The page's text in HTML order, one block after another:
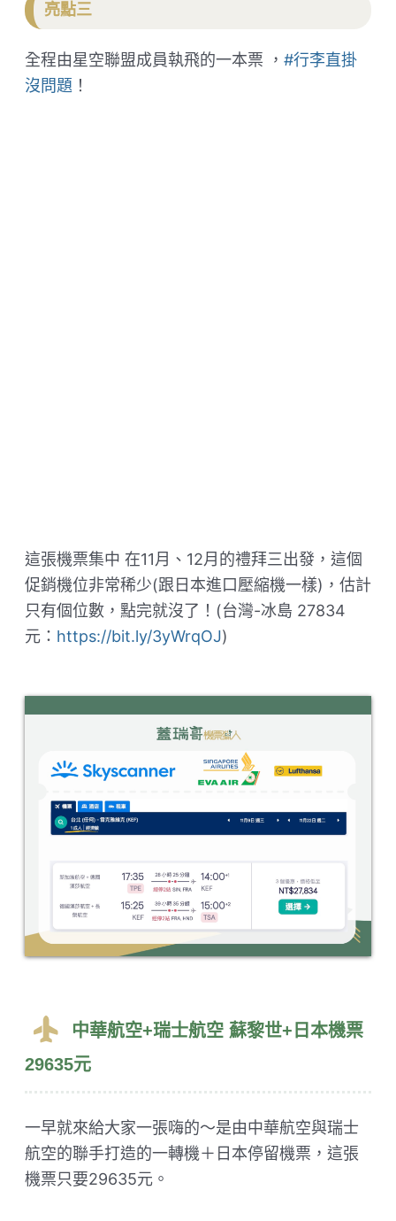
​亮點三
全程由星空聯盟成員執飛的一本票 ， #行李直掛
沒問題 ！
這張機票集中 在11月、12月的禮拜三出發，這個
促銷機位非常稀少(跟日本進口壓縮機一樣)，估計
只有個位數，點完就沒了！(台灣-冰島 27834
元： https://bit.ly/3yWrqOJ)
中華航空+瑞士航空 蘇黎世+日本機票
29635元
一早就來給大家一張嗨的～是由中華航空與瑞士
航空的聯手打造的一轉機＋日本停留機票，這張
機票只要29635元。